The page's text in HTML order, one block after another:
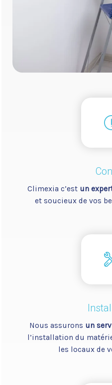
Climexia c’est un
et soucieux de vos
Nous assurons un
l’installation du
les locaux de